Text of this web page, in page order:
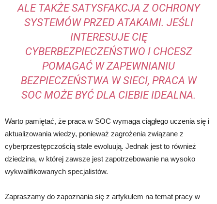
ALE TAKŻE SATYSFAKCJA Z OCHRONY
SYSTEMÓW PRZED ATAKAMI. JEŚLI
INTERESUJE CIĘ
CYBERBEZPIECZEŃSTWO I CHCESZ
POMAGAĆ W ZAPEWNIANIU
BEZPIECZEŃSTWA W SIECI, PRACA W
SOC MOŻE BYĆ DLA CIEBIE IDEALNA.
Warto pamiętać, że praca w SOC wymaga ciągłego uczenia się i
aktualizowania wiedzy, ponieważ zagrożenia związane z
cyberprzestępczością stale ewoluują. Jednak jest to również
dziedzina, w której zawsze jest zapotrzebowanie na wysoko
wykwalifikowanych specjalistów.
Zapraszamy do zapoznania się z artykułem na temat pracy w